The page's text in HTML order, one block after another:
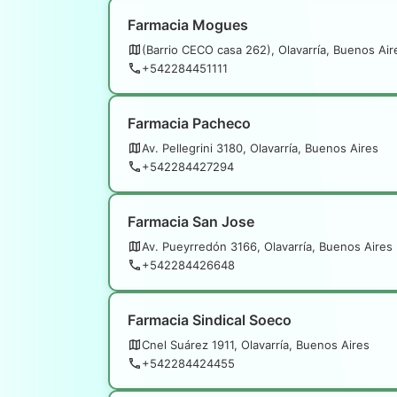
Farmacia Mogues
(Barrio CECO casa 262), Olavarría, Buenos
+542284451111
Farmacia Pacheco
Av. Pellegrini 3180, Olavarría, Buenos Aires
+542284427294
Farmacia San Jose
Av. Pueyrredón 3166, Olavarría, Buenos Aires
+542284426648
Farmacia Sindical Soeco
Cnel Suárez 1911, Olavarría, Buenos Aires
+542284424455